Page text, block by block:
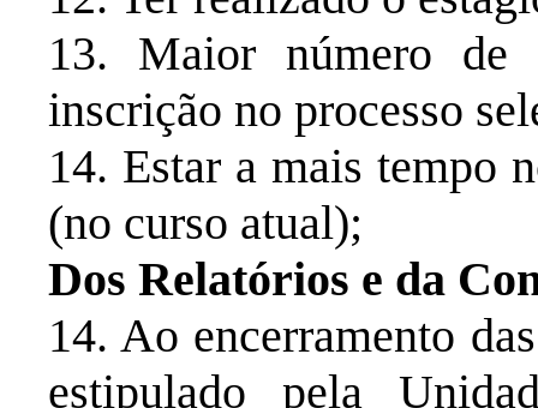
13. Maior número de
inscrição no processo
14. Estar a mais tempo
(no curso atual);
Dos Relatórios e da
14. Ao encerramento
estipulado pela